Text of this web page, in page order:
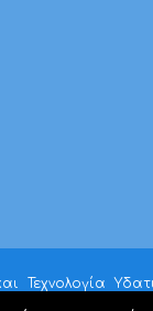
Τεχνολογία